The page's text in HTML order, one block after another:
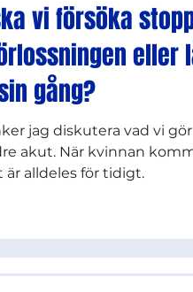
vi försöka
eller
gång?
jag diskutera vad vi
akut. När kvinnan
är alldeles för tidigt.